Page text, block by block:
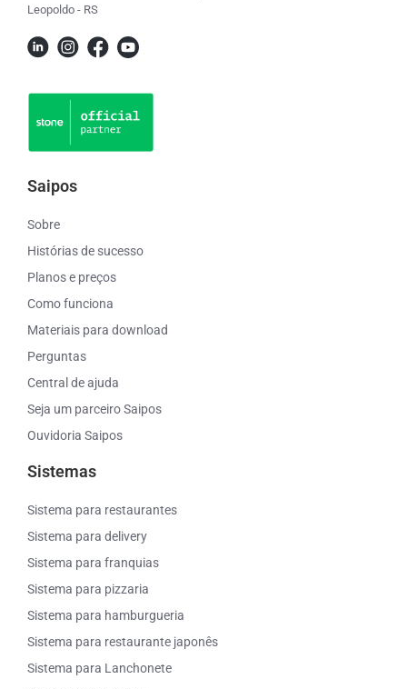
Leopoldo - RS
Saipos
Sobre
Histórias de sucesso
Planos e preços
Como funciona
Materiais para download
Perguntas
Central de ajuda
Seja um parceiro Saipos
Ouvidoria Saipos
Sistemas
Sistema para restaurantes
Sistema para delivery
Sistema para franquias
Sistema para pizzaria
Sistema para hamburgueria
Sistema para restaurante japonês
Sistema para Lanchonete